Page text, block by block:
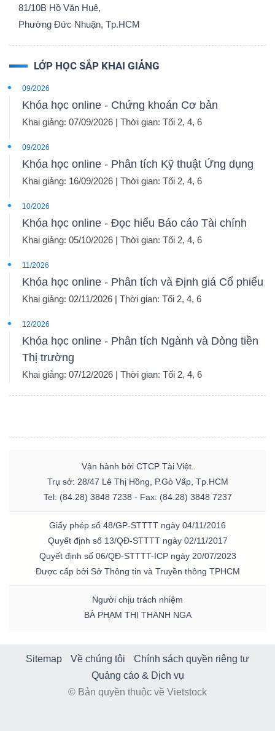
81/10B Hồ Văn Huê,
Phường Đức Nhuận, Tp.HCM
LỚP HỌC SẮP KHAI GIẢNG
09/2026
Khóa học online - Chứng khoán Cơ bản
Khai giảng: 07/09/2026 | Thời gian: Tối 2, 4, 6
09/2026
Khóa học online - Phân tích Kỹ thuật Ứng dụng
Khai giảng: 16/09/2026 | Thời gian: Tối 2, 4, 6
10/2026
Khóa học online - Đọc hiểu Báo cáo Tài chính
Khai giảng: 05/10/2026 | Thời gian: Tối 2, 4, 6
11/2026
Khóa học online - Phân tích và Định giá Cổ phiếu
Khai giảng: 02/11/2026 | Thời gian: Tối 2, 4, 6
12/2026
Khóa học online - Phân tích Ngành và Dòng tiền
Thị trường
Khai giảng: 07/12/2026 | Thời gian: Tối 2, 4, 6
Vận hành bởi CTCP Tài Việt.
Trụ sở: 28/47 Lê Thị Hồng, P.Gò Vấp, Tp.HCM
Tel: (84.28) 3848 7238 - Fax: (84.28) 3848 7237
Giấy phép số 48/GP-STTTT ngày 04/11/2016
Quyết định số 13/QĐ-STTTT ngày 02/11/2017
Quyết định số 06/QĐ-STTTT-ICP ngày 20/07/2023
Được cấp bởi Sở Thông tin và Truyền thông TPHCM
Người chịu trách nhiệm
BÀ PHẠM THỊ THANH NGA
Sitemap Về chúng tôi
Chính sách quyền riêng tư
Quảng cáo & Dịch vụ
© Bản quyền thuộc về Vietstock